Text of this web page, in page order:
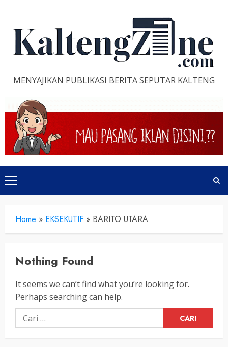
content
MENYAJIKAN PUBLIKASI BERITA SEPUTAR KALTENG
Primary
Menu
Home » EKSEKUTIF » BARITO UTARA
Nothing Found
It seems we can’t find what you’re looking for.
Perhaps searching can help.
Cari
untuk: